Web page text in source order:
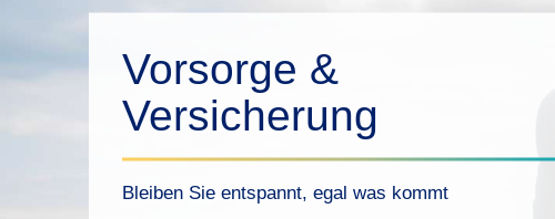
Vorsorge &
Versicherung
Bleiben Sie entspannt, egal was kommt